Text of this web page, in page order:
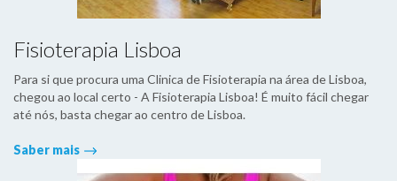
Fisioterapia Lisboa
Para si que procura uma Clinica de Fisioterapia na área de Lisboa,
chegou ao local certo - A Fisioterapia Lisboa! É muito fácil chegar
até nós, basta chegar ao centro de Lisboa.
Saber mais